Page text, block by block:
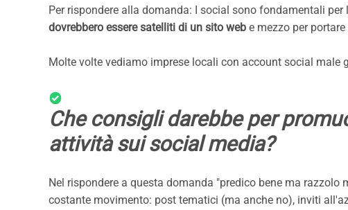
Per rispondere alla domanda: I social sono fondamentali
dovrebbero essere satelliti di un sito web e mezzo per
Molte volte vediamo imprese locali con account social male
Che consigli darebbe per
attività sui social media?
Nel rispondere a questa domanda "predico bene ma razzolo
costante movimento: post tematici (ma anche no), inviti